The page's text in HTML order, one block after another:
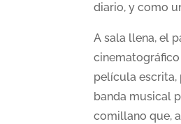
diario, y como
A sala llena, el
cinematográfico
película escrita,
banda musical
comillano que,